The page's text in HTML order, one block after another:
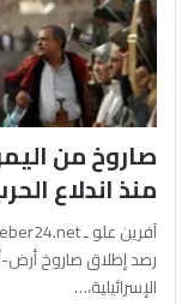
صاروخ من
منذ اندلاع
رصد إطلاق صاروخ أرض-
الإسرائيلية،…